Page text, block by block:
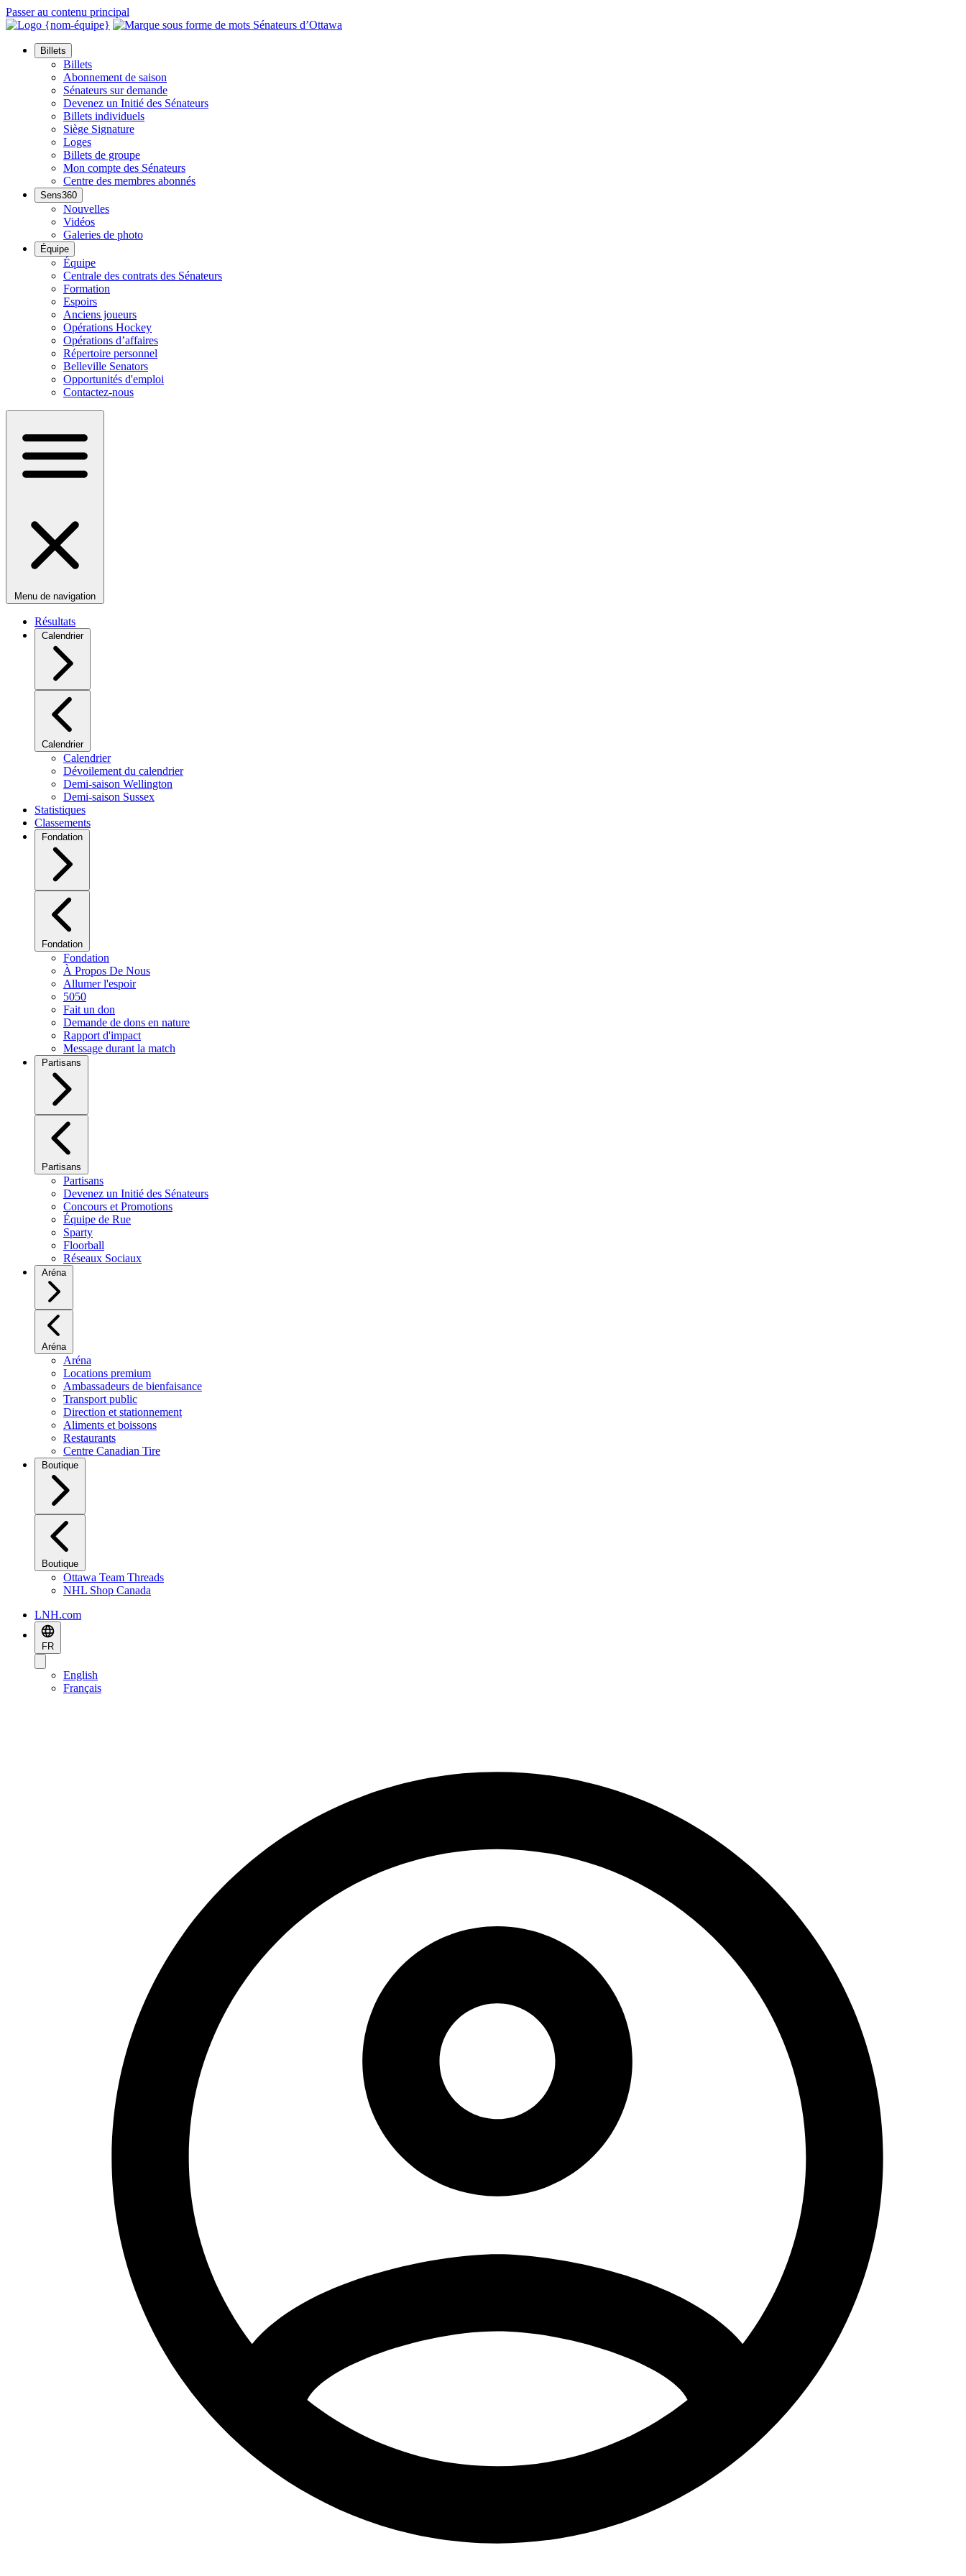
Passer au contenu principal
Billets
Billets
Abonnement de saison
Sénateurs sur demande
Devenez un Initié des Sénateurs
Billets individuels
Siège Signature
Loges
Billets de groupe
Mon compte des Sénateurs
Centre des membres abonnés
Sens360
Nouvelles
Vidéos
Galeries de photo
Équipe
Équipe
Centrale des contrats des Sénateurs
Formation
Espoirs
Anciens joueurs
Opérations Hockey
Opérations d’affaires
Répertoire personnel
Belleville Senators
Opportunités d'emploi
Contactez-nous
Menu de navigation
Résultats
Calendrier
Calendrier
Calendrier
Dévoilement du calendrier
Demi-saison Wellington
Demi-saison Sussex
Statistiques
Classements
Fondation
Fondation
Fondation
À Propos De Nous
Allumer l'espoir
5050
Fait un don
Demande de dons en nature
Rapport d'impact
Message durant la match
Partisans
Partisans
Partisans
Devenez un Initié des Sénateurs
Concours et Promotions
Équipe de Rue
Sparty
Floorball
Réseaux Sociaux
Aréna
Aréna
Aréna
Locations premium
Ambassadeurs de bienfaisance
Transport public
Direction et stationnement
Aliments et boissons
Restaurants
Centre Canadian Tire
Boutique
Boutique
Ottawa Team Threads
NHL Shop Canada
LNH.com
FR
English
Français